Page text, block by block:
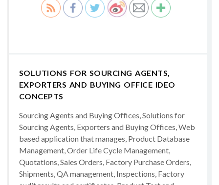
SOLUTIONS FOR SOURCING AGENTS,
EXPORTERS AND BUYING OFFICE IDEO
CONCEPTS
Sourcing Agents and Buying Offices, Solutions for
Sourcing Agents, Exporters and Buying Offices, Web
based application that manages, Product Database
Management, Order Life Cycle Management,
Quotations, Sales Orders, Factory Purchase Orders,
Shipments, QA management, Inspections, Factory